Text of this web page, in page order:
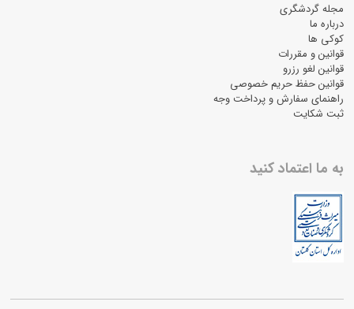
مجله گردشگری
درباره ما
کوکی ها
قوانین و مقررات
قوانین لغو رزرو
قوانین حفظ حریم خصوصی
راهنمای سفارش و پرداخت وجه
ثبت شکایت
به ما اعتماد کنید